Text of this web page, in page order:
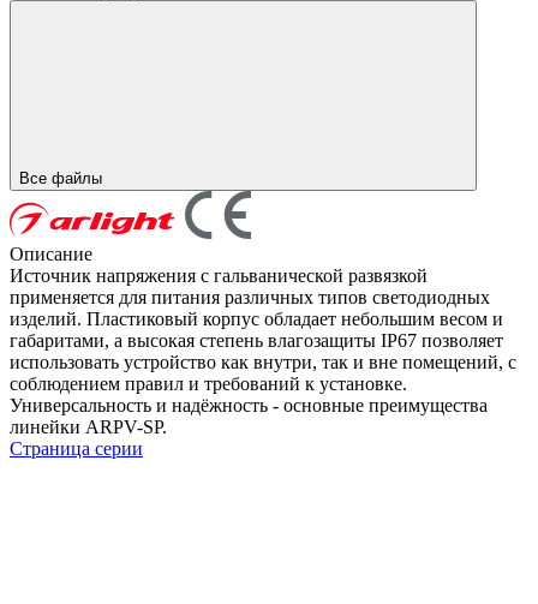
Все файлы
Описание
Источник напряжения с гальванической развязкой
применяется для питания различных типов светодиодных
изделий. Пластиковый корпус обладает небольшим весом и
габаритами, а высокая степень влагозащиты IP67 позволяет
использовать устройство как внутри, так и вне помещений, с
соблюдением правил и требований к установке.
Универсальность и надёжность - основные преимущества
линейки ARPV-SP.
Страница серии